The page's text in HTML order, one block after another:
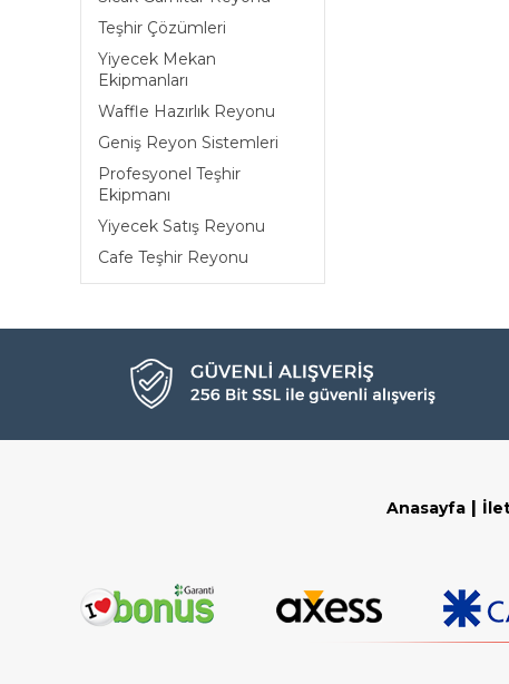
Teşhir Çözümleri
Yiyecek Mekan
Ekipmanları
Waffle Hazırlık Reyonu
Geniş Reyon Sistemleri
Profesyonel Teşhir
Ekipmanı
Yiyecek Satış Reyonu
Cafe Teşhir Reyonu
Anasayfa |